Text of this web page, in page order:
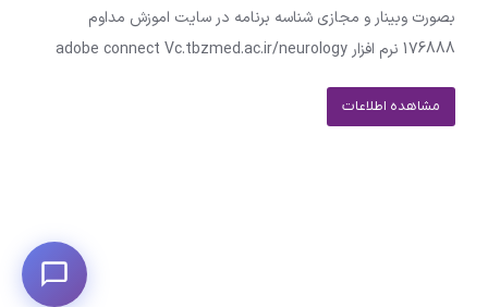
بصورت وبینار و مجازی شناسه برنامه در سایت اموزش مداوم
176888 نرم افزار adobe connect Vc.tbzmed.ac.ir/neurology
مشاهده اطلاعات